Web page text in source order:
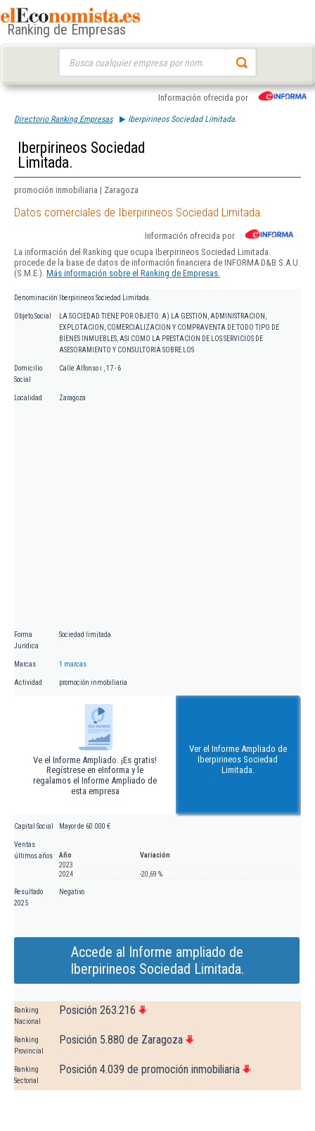
Ranking de Empresas
Información ofrecida por
Directorio Ranking Empresas Iberpirineos Sociedad Limitada.
Iberpirineos Sociedad
Limitada.
promoción inmobiliaria | Zaragoza
Datos comerciales de Iberpirineos Sociedad Limitada.
Información ofrecida por
La información del Ranking que ocupa Iberpirineos Sociedad Limitada.
procede de la base de datos de información financiera de INFORMA D&B S.A.U.
(S.M.E.). Más información sobre el Ranking de Empresas.
Denominación Iberpirineos Sociedad Limitada.
Objeto Social
LA SOCIEDAD TIENE POR OBJETO: A) LA GESTION, ADMINISTRACION,
EXPLOTACION, COMERCIALIZACION Y COMPRAVENTA DE TODO TIPO DE
BIENES INMUEBLES, ASI COMO LA PRESTACION DE LOS SERVICIOS DE
ASESORAMIENTO Y CONSULTORIA SOBRE LOS
Domicilio
Social
Calle Alfonso i , 17 - 6
Localidad Zaragoza
Forma
Jurídica
Sociedad limitada
Marcas 1 marcas
Actividad promoción inmobiliaria
Ve el Informe Ampliado. ¡Es gratis!
Regístrese en eInforma y le
regalamos el Informe Ampliado de
esta empresa
Ver el Informe Ampliado de
Iberpirineos Sociedad
Limitada.
Capital Social Mayor de 60.000 €
Ventas
últimos años
Año
Variación
2023
2024
-20,69 %
Resultado
2025
Negativo
Accede al Informe ampliado de
Iberpirineos Sociedad Limitada.
Ranking
Nacional
Posición 263.216
Ranking
Provincial
Posición 5.880 de Zaragoza
Ranking
Sectorial
Posición 4.039 de promoción inmobiliaria